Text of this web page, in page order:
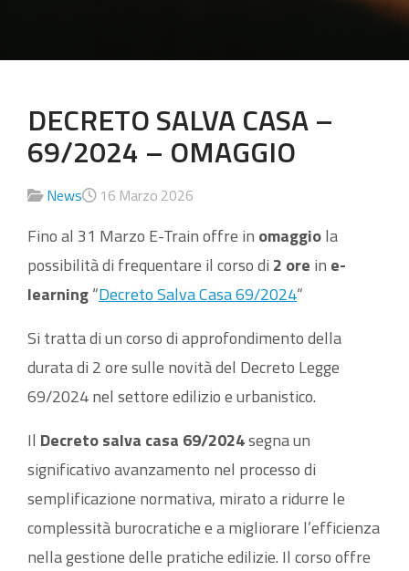
DECRETO SALVA CASA –
69/2024 – OMAGGIO
News 16 Marzo 2026
Fino al 31 Marzo E-Train offre in omaggiola
possibilità di frequentare il corso di 2 ore in e-
learning“Decreto Salva Casa 69/2024“
Si tratta di un corso di approfondimento della
durata di 2 ore sulle novità del Decreto Legge
69/2024 nel settore edilizio e urbanistico.
Il Decreto salva casa 69/2024segna un
significativo avanzamento nel processo di
semplificazione normativa, mirato a ridurre le
complessità burocratiche e a migliorare l’efficienza
nella gestione delle pratiche edilizie. Il corso offre